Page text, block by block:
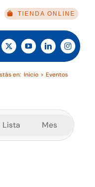
TIENDA ONLINE
en: Inicio Eventos
Navegación
vistas
Lista Mes